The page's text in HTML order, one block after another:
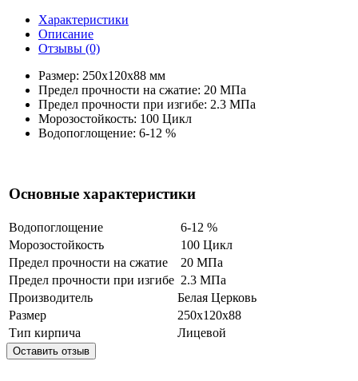
Характеристики
Описание
Отзывы (0)
Размер: 250х120х88 мм
Предел прочности на сжатие: 20 МПа
Предел прочности при изгибе: 2.3 МПа
Морозостойкость: 100 Цикл
Водопоглощение: 6-12 %
Основные характеристики
Водопоглощение
6-12 %
Морозостойкость
100 Цикл
Предел прочности на сжатие
20 МПа
Предел прочности при изгибе 2.3 МПа
Производитель
Белая Церковь
Размер
250х120х88
Тип кирпича
Лицевой
Оставить отзыв